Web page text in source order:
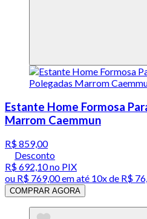
Estante Home Formosa
Marrom Caemmun
R$ 859,00
Desconto
R$ 692,10no PIX
ou R$ 769,00em até 10x de R$
COMPRAR AGORA